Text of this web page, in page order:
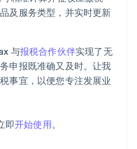
及服务类型，并实时更新
与报税合作伙伴实现了无
申报既准确又及时。让我
事宜，以便您专注发展业
即开始使用。